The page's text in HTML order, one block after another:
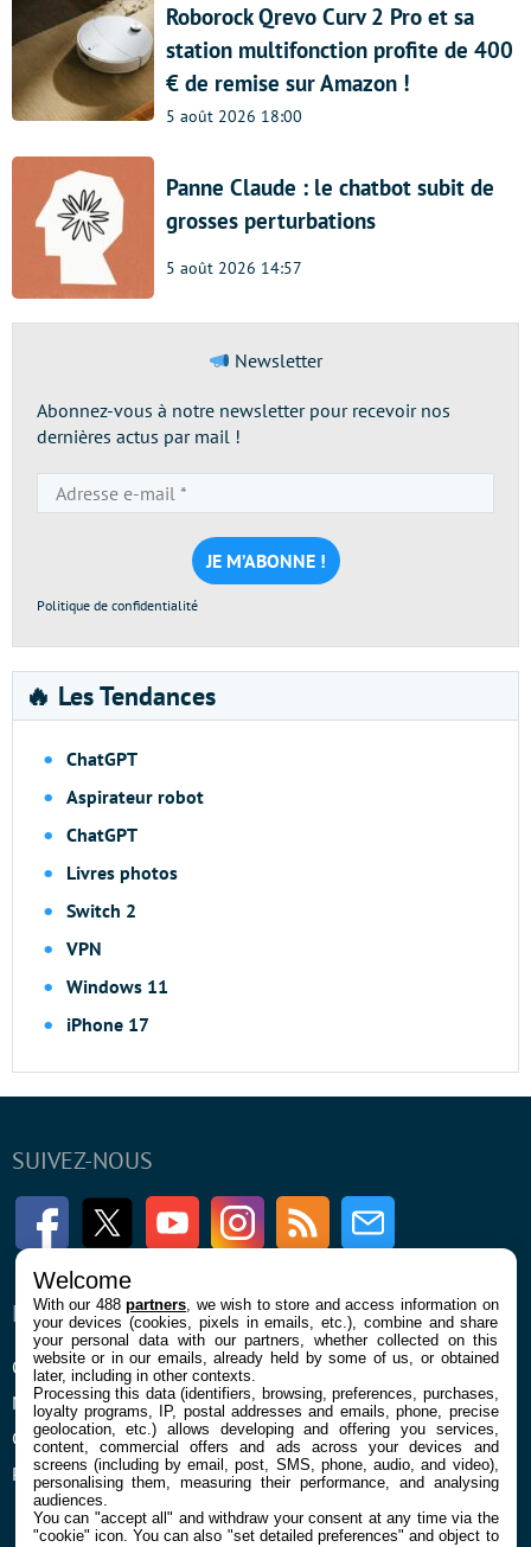
Roborock Qrevo Curv 2 Pro et sa
station multifonction profite de 400
€ de remise sur Amazon !
5 août 2026 18:00
Panne Claude : le chatbot subit de
grosses perturbations
5 août 2026 14:57
Newsletter
Abonnez-vous à notre newsletter pour recevoir nos
dernières actus par mail !
e-
mail
*
Politique de confidentialité
🔥 Les Tendances
ChatGPT
Aspirateur robot
ChatGPT
Livres photos
Switch 2
VPN
Windows 11
iPhone 17
SUIVEZ-NOUS
FacebookTwitter Youtube InstagramRSS Newsletter
ENTREPRISE
Qui sommes nous
Mentions légales et CGU
Confidentialité et Cookies
Préférences cookies
À PROPOS
La rédaction
Contact
Welcome
With our 488partners , we wish to store and access information on
your devices (cookies, pixels in emails, etc.), combine and share
your personal data with our partners, whether collected on this
website or in our emails, already held by some of us, or obtained
later, including in other contexts.
Processing this data (identifiers, browsing, preferences, purchases,
loyalty programs, IP, postal addresses and emails, phone, precise
geolocation, etc.) allows developing and offering you services,
content, commercial offers and ads across your devices and
screens (including by email, post, SMS, phone, audio, and video),
personalising them, measuring their performance, and analysing
audiences.
You can "accept all" and withdraw your consent at any time via the
"cookie" icon. You can also "set detailed preferences" and object to